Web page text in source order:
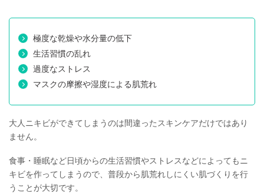
極度な乾燥や水分量の低下
生活習慣の乱れ
過度なストレス
マスクの摩擦や湿度による肌荒れ
大人ニキビができてしまうのは間違ったスキンケアだけではあり
ません。
食事・睡眠など日頃からの生活習慣やストレスなどによってもニ
キビを作ってしまうので、普段から肌荒れしにくい肌づくりを行
うことが大切です。